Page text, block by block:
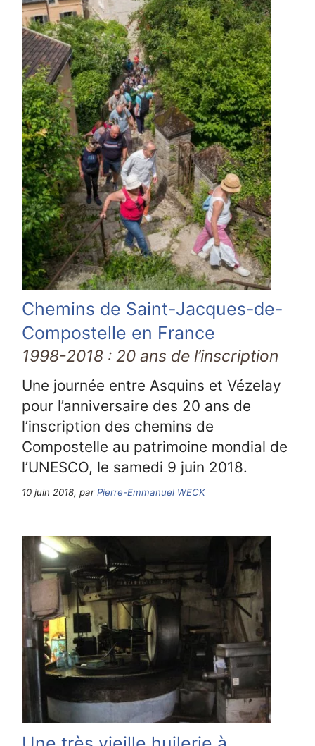
Chemins de Saint-Jacques-de-
Compostelle en France
1998-2018 : 20 ans de l’inscription
Une journée entre Asquins et Vézelay
pour l’anniversaire des 20 ans de
l’inscription des chemins de
Compostelle au patrimoine mondial de
l’UNESCO, le samedi 9 juin 2018.
10 juin 2018, parPierre-Emmanuel WECK